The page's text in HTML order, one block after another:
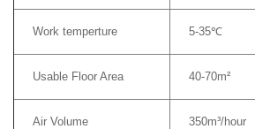
Work temperture 5-35℃
Usable Floor Area 40-70m²
Air Volume 350m³/hour